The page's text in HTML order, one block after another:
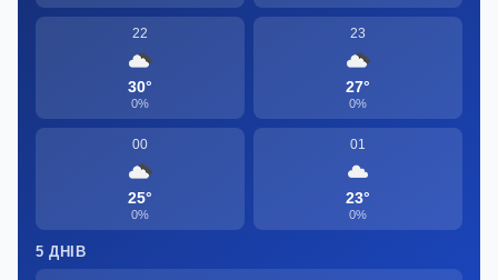
22
30°
0%
23
27°
0%
00
25°
0%
01
23°
0%
5 ДНІВ